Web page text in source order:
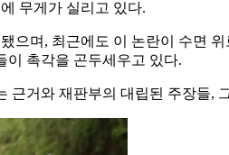
무게가 실리고 있다.
으며, 최근에도 이 논란이 수면
이 촉각을 곤두세우고 있다.
거와 재판부의 대립된 주장들,